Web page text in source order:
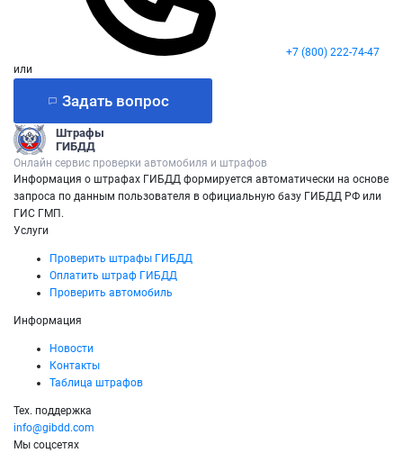
+7 (800) 222-74-47
или
Задать вопрос
Штрафы
ГИБДД
Онлайн сервис проверки автомобиля и штрафов
Информация о штрафах ГИБДД формируется автоматически на основе
запроса по данным пользователя в официальную базу ГИБДД РФ или
ГИС ГМП.
Услуги
Проверить штрафы ГИБДД
Оплатить штраф ГИБДД
Проверить автомобиль
Информация
Новости
Контакты
Таблица штрафов
Тех. поддержка
info@gibdd.com
Мы соцсетях